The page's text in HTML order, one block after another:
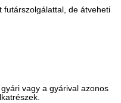
futárszolgálattal, de átveheti
vagy a gyárival azonos